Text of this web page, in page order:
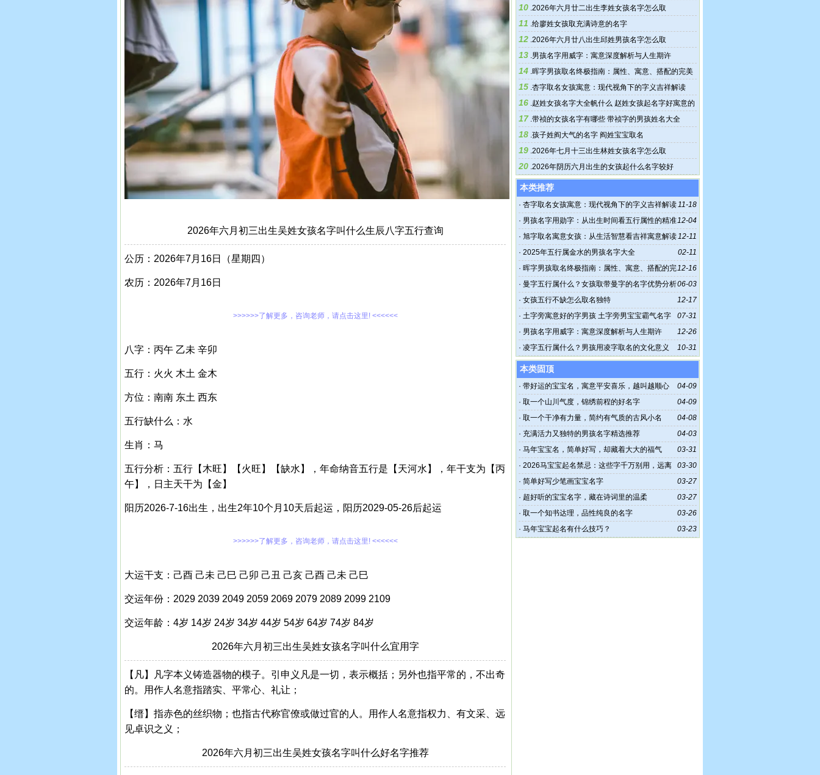
2026年六月初三出生吴姓女孩名字叫什么生辰八字五行查询
公历：2026年7月16日（星期四）
农历：2026年7月16日
>>>>>>了解更多，咨询老师，请点击这里! <<<<<<
八字：丙午 乙未 辛卯
五行：火火 木土 金木
方位：南南 东土 西东
五行缺什么：水
生肖：马
五行分析：五行【木旺】【火旺】【缺水】，年命纳音五行是【天河水】，年干支为【丙
午】，日主天干为【金】
阳历2026-7-16出生，出生2年10个月10天后起运，阳历2029-05-26后起运
>>>>>>了解更多，咨询老师，请点击这里! <<<<<<
大运干支：己酉 己未 己巳 己卯 己丑 己亥 己酉 己未 己巳
交运年份：2029 2039 2049 2059 2069 2079 2089 2099 2109
交运年龄：4岁 14岁 24岁 34岁 44岁 54岁 64岁 74岁 84岁
2026年六月初三出生吴姓女孩名字叫什么宜用字
【凡】凡字本义铸造器物的模子。引申义凡是一切，表示概括；另外也指平常的，不出奇
的。用作人名意指踏实、平常心、礼让；
【缙】指赤色的丝织物；也指古代称官僚或做过官的人。用作人名意指权力、有文采、远
见卓识之义；
2026年六月初三出生吴姓女孩名字叫什么好名字推荐
10 .2026年六月廿二出生李姓女孩名字怎么取
11 .给廖姓女孩取充满诗意的名字
12 .2026年六月廿八出生邱姓男孩名字怎么取
13 .男孩名字用威字：寓意深度解析与人生期许
14 .晖字男孩取名终极指南：属性、寓意、搭配的完美
统一
15 .杏字取名女孩寓意：现代视角下的字义吉祥解读
16 .赵姓女孩名字大全帆什么 赵姓女孩起名字好寓意的
字
17 .带祯的女孩名字有哪些 带祯字的男孩姓名大全
18 .孩子姓阎大气的名字 阎姓宝宝取名
19 .2026年七月十三出生林姓女孩名字怎么取
20 .2026年阴历六月出生的女孩起什么名字较好
本类推荐
11-18
· 杏字取名女孩寓意：现代视角下的字义吉祥解读
12-04
· 男孩名字用勋字：从出生时间看五行属性的精准
匹配
12-11
· 旭字取名寓意女孩：从生活智慧看吉祥寓意解读
02-11
· 2025年五行属金水的男孩名字大全
12-16
· 晖字男孩取名终极指南：属性、寓意、搭配的完
美统一
06-03
· 曼字五行属什么？女孩取带曼字的名字优势分析
12-17
· 女孩五行不缺怎么取名独特
07-31
· 土字旁寓意好的字男孩 土字旁男宝宝霸气名字
12-26
· 男孩名字用威字：寓意深度解析与人生期许
10-31
· 凌字五行属什么？男孩用凌字取名的文化意义
本类固顶
04-09
· 带好运的宝宝名，寓意平安喜乐，越叫越顺心
04-09
· 取一个山川气度，锦绣前程的好名字
04-08
· 取一个干净有力量，简约有气质的古风小名
04-03
· 充满活力又独特的男孩名字精选推荐
03-31
· 马年宝宝名，简单好写，却藏着大大的福气
03-30
· 2026马宝宝起名禁忌：这些字千万别用，远离
劳碌命
03-27
· 简单好写少笔画宝宝名字
03-27
· 超好听的宝宝名字，藏在诗词里的温柔
03-26
· 取一个知书达理，品性纯良的名字
03-23
· 马年宝宝起名有什么技巧？